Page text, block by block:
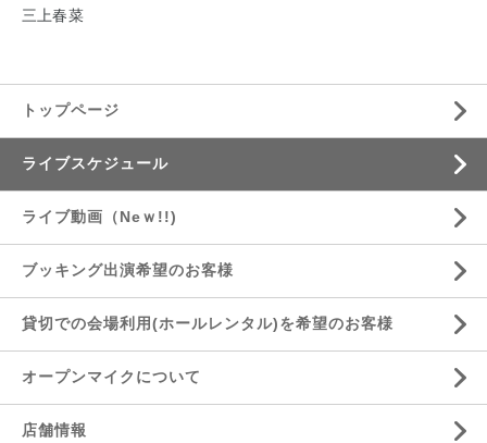
三上春菜
トップページ
ライブスケジュール
ライブ動画（Neｗ!!)
ブッキング出演希望のお客様
貸切での会場利用(ホールレンタル)を希望のお客様
オープンマイクについて
店舗情報